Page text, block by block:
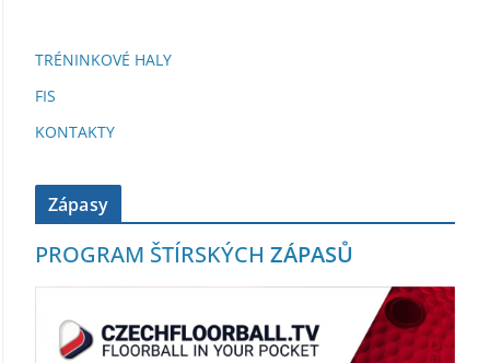
TRÉNINKOVÉ HALY
FIS
KONTAKTY
Zápasy
PROGRAM ŠTÍRSKÝCH ZÁPASŮ